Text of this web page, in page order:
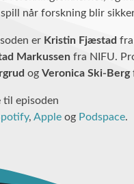
når forskning blir
er Kristin Fjæstad
Markussen fra NIFU.
og Veronica Ski-Berg
til episoden
, Apple og Podspace.